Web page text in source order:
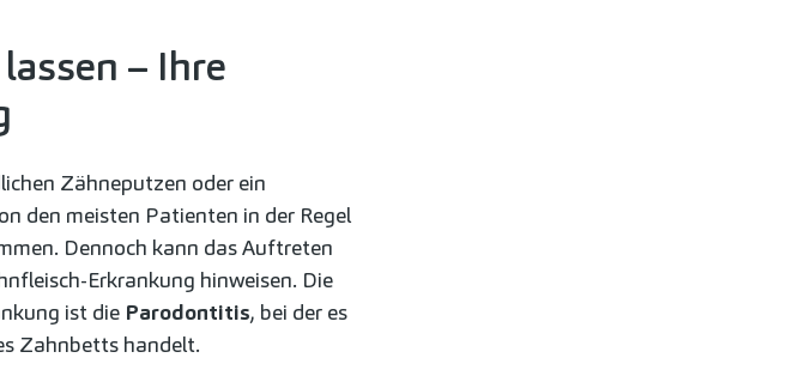
– Ihre
Zähneputzen oder ein
den meisten Patienten in der Regel
Dennoch kann das Auftreten
Erkrankung hinweisen. Die
ist die Parodontitis, bei der es
Zahnbetts handelt.